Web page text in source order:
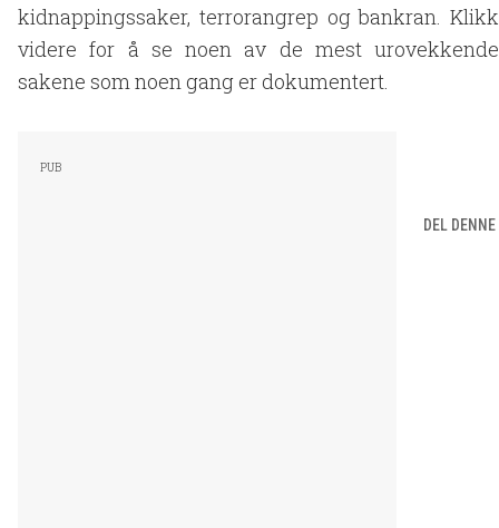
kidnappingssaker, terrorangrep og bankran. Klikk
videre for å se noen av de mest urovekkende
sakene som noen gang er dokumentert.
DEL DENNE